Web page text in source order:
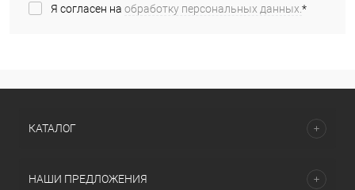
Я согласен на обработку персональных данных.*
КАТАЛОГ
НАШИ ПРЕДЛОЖЕНИЯ